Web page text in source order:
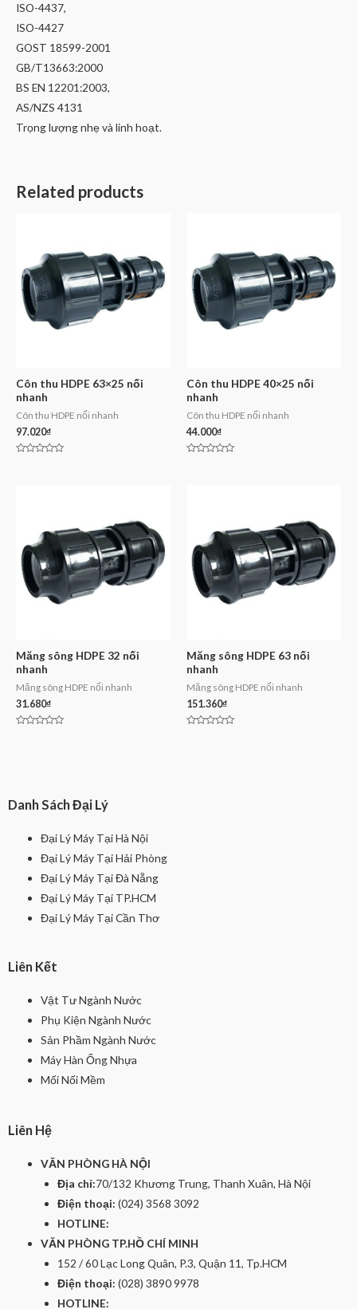
ISO-4437,
ISO-4427
GOST 18599-2001
GB/T13663:2000
BS EN 12201:2003,
AS/NZS 4131
Trọng lượng nhẹ và linh hoạt.
Related products
Côn thu HDPE 63×25 nối
nhanh
Côn thu HDPE nối nhanh
97.020₫
Côn thu HDPE 40×25 nối
nhanh
Côn thu HDPE nối nhanh
44.000₫
Măng sông HDPE 32 nối
nhanh
Măng sông HDPE nối nhanh
31.680₫
Măng sông HDPE 63 nối
nhanh
Măng sông HDPE nối nhanh
151.360₫
Danh Sách Đại Lý
Đại Lý Máy Tại Hà Nội
Đại Lý Máy Tại Hải Phòng
Đại Lý Máy Tại Đà Nẵng
Đại Lý Máy Tại TP.HCM
Đại Lý Máy Tại Cần Thơ
Liên Kết
Vật Tư Ngành Nước
Phụ Kiện Ngành Nước
Sản Phầm Ngành Nước
Máy Hàn Ống Nhựa
Mối Nối Mềm
Liên Hệ
VĂN PHÒNG HÀ NỘI
Địa chỉ:70/132 Khương Trung, Thanh Xuân, Hà Nội
Điện thoại: (024) 3568 3092
HOTLINE:
VĂN PHÒNG TP.HỒ CHÍ MINH
152 / 60 Lạc Long Quân, P.3, Quận 11, Tp.HCM
Điện thoại: (028) 3890 9978
HOTLINE: